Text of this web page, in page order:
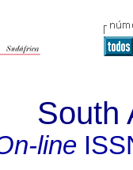
South
line